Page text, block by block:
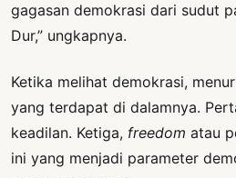
gagasan demokrasi dari sudut
Dur,” ungkapnya.
Ketika melihat demokrasi,
yang terdapat di dalamnya.
keadilan. Ketiga, freedom atau
ini yang menjadi parameter